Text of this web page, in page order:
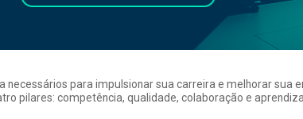
necessários para impulsionar sua carreira e melhorar
pilares: competência, qualidade, colaboração e